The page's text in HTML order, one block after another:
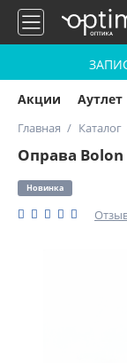
Акции Аутлет
Главная Каталог
Оправа Bolon
Новинка